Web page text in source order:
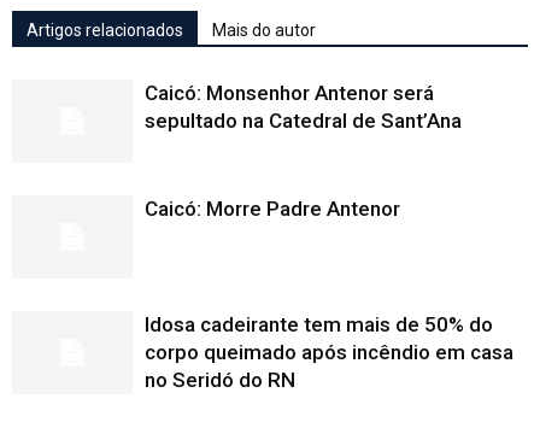
Artigos relacionados Mais do autor
Caicó: Monsenhor Antenor será
sepultado na Catedral de Sant’Ana
Caicó: Morre Padre Antenor
Idosa cadeirante tem mais de 50% do
corpo queimado após incêndio em casa
no Seridó do RN